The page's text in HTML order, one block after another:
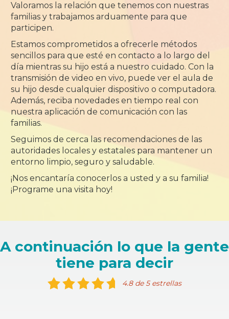
Valoramos la relación que tenemos con nuestras
familias y trabajamos arduamente para que
participen.
Estamos comprometidos a ofrecerle métodos
sencillos para que esté en contacto a lo largo del
día mientras su hijo está a nuestro cuidado. Con la
transmisión de video en vivo, puede ver el aula de
su hijo desde cualquier dispositivo o computadora.
Además, reciba novedades en tiempo real con
nuestra aplicación de comunicación con las
familias.
Seguimos de cerca las recomendaciones de las
autoridades locales y estatales para mantener un
entorno limpio, seguro y saludable.
¡Nos encantaría conocerlos a usted y a su familia!
¡Programe una visita hoy!
A continuación lo que la gente
tiene para decir
4.8 de 5 estrellas